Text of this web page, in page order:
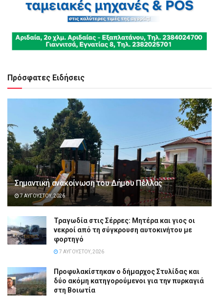
Πρόσφατες Ειδήσεις
Σημαντική ανακοίνωση του Δήμου Πέλλας
7 ΑΥΓΟΎΣΤΟΥ, 2026
Τραγωδία στις Σέρρες: Μητέρα και γιος οι
νεκροί από τη σύγκρουση αυτοκινήτου με
φορτηγό
7 ΑΥΓΟΎΣΤΟΥ, 2026
Προφυλακίστηκαν ο δήμαρχος Στυλίδας και
δύο ακόμη κατηγορούμενοι για την πυρκαγιά
στη Βοιωτία